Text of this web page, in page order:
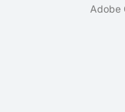
Adobe